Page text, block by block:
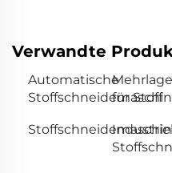
Verwandte
Automatische
für Stoff